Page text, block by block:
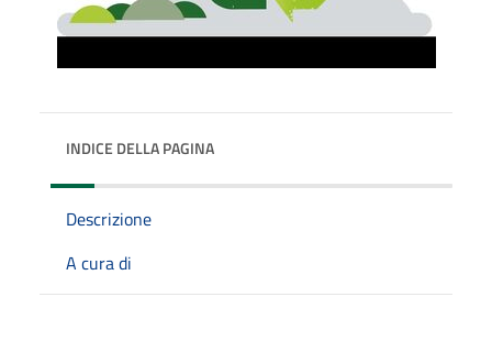
INDICE DELLA PAGINA
Descrizione
A cura di